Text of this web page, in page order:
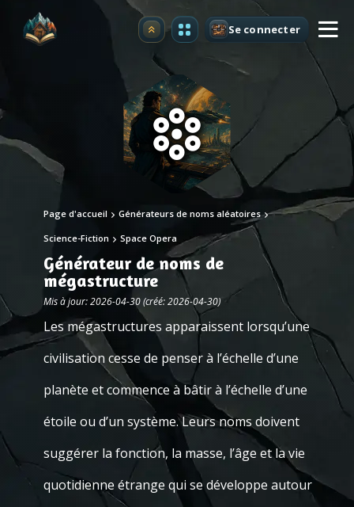
Premium Se connecter
Page d'accueil Générateurs de noms aléatoires
Science-Fiction Space Opera
Générateur de noms de
mégastructure
Mis à jour: 2026-04-30 (créé: 2026-04-30)
Les mégastructures apparaissent lorsqu’une
civilisation cesse de penser à l’échelle d’une
planète et commence à bâtir à l’échelle d’une
étoile ou d’un système. Leurs noms doivent
suggérer la fonction, la masse, l’âge et la vie
quotidienne étrange qui se développe autour